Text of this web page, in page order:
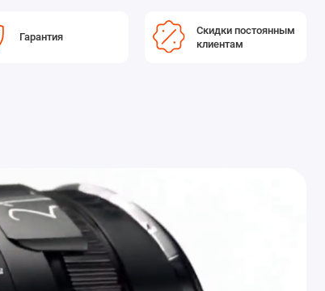
Гарантия
Скидки постоянным
клиентам